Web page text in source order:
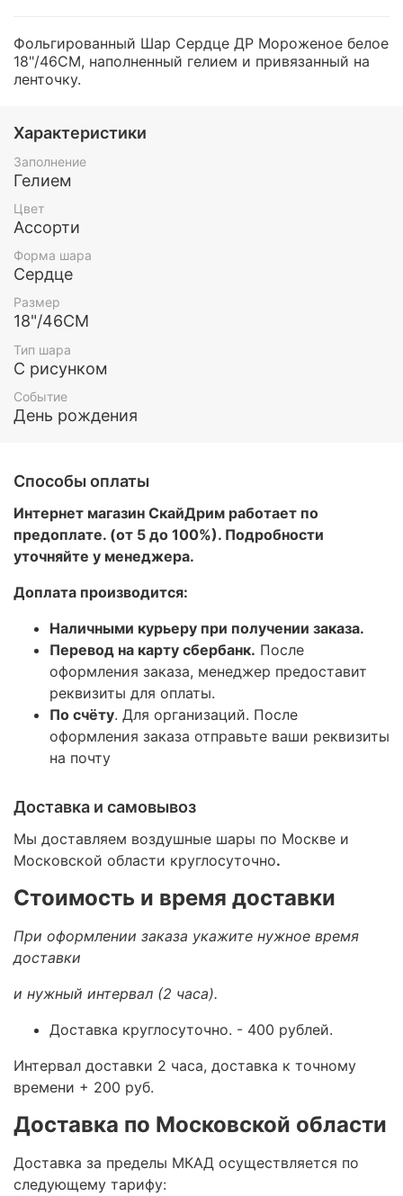
Фольгированный Шар Сердце ДР Мороженое белое
18"/46СМ, наполненный гелием и привязанный на
ленточку.
Характеристики
Заполнение
Гелием
Цвет
Ассорти
Форма шара
Сердце
Размер
18"/46СМ
Тип шара
С рисунком
Событие
День рождения
Способы оплаты
Интернет магазин СкайДрим работает по
предоплате. (от 5 до 100%). Подробности
уточняйте у менеджера.
Доплата производится:
Наличными курьеру при получении заказа.
Перевод на карту сбербанк. После
оформления заказа, менеджер предоставит
реквизиты для оплаты.
По счёту. Для организаций. После
оформления заказа отправьте ваши реквизиты
на почту
Доставка и самовывоз
Мы доставляем воздушные шары по Москве и
Московской области круглосуточно.
Стоимость и время доставки
При оформлении заказа укажите нужное время
доставки
и нужный интервал (2 часа).
Доставка круглосуточно. - 400 рублей.
Интервал доставки 2 часа, доставка к точному
времени + 200 руб.
Доставка по Московской области
Доставка за пределы МКАД осуществляется по
следующему тарифу: